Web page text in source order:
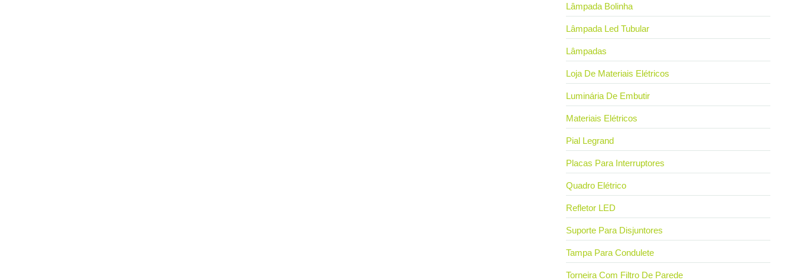
Lâmpada Bolinha
Lâmpada Led Tubular
Lâmpadas
Loja De Materiais Elétricos
Luminária De Embutir
Materiais Elétricos
Pial Legrand
Placas Para Interruptores
Quadro Elétrico
Refletor LED
Suporte Para Disjuntores
Tampa Para Condulete
Torneira Com Filtro De Parede